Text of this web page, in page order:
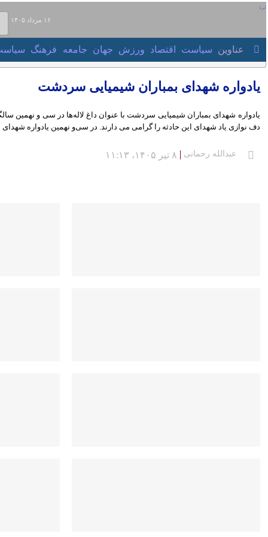
۱۶ مرداد ۱۴۰۵
عناوین‌ سیاست اقتصاد ورزش جهان جامعه فرهنگ
یادواره شهدای بمباران شیمیایی سردشت
یادواره شهدای بمباران شیمیایی سردشت با عنوان داغ‌ لاله‌ها در سی و نهمین
یاد شهدای این حادثه را گرامی می دارند. در سی‌و نهمین یادواره شهدای بمباران
عبدالله رحمانی ۸ تیر ۱۴۰۵، ۱۱:۱۳